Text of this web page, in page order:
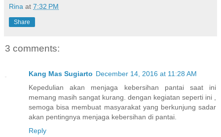
Rina at 7:32 PM
Share
3 comments:
Kang Mas Sugiarto December 14, 2016 at 11:28 AM
Kepedulian akan menjaga kebersihan pantai saat ini
memang masih sangat kurang. dengan kegiatan seperti ini ,
semoga bisa membuat masyarakat yang berkunjung sadar
akan pentingnya menjaga kebersihan di pantai.
Reply